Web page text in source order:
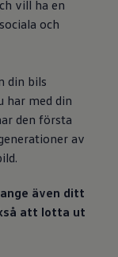
vill ha en
och
din bils
har med din
den första
av
även ditt
att lotta ut